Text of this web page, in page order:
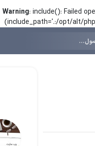
Warning: include(): Failed
(include_path='.:/opt/alt/